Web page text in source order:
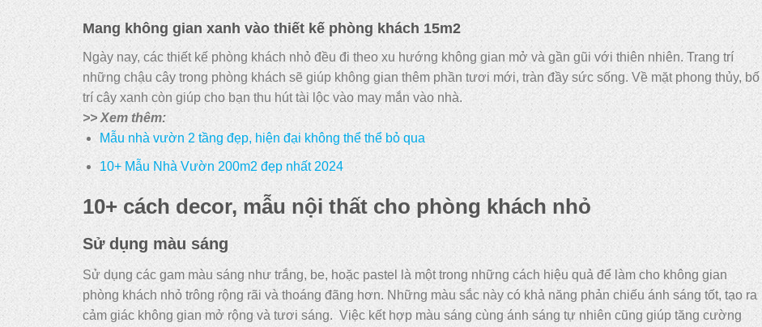
Mang không gian xanh vào thiết kế phòng khách 15m2
Ngày nay, các thiết kế phòng khách nhỏ đều đi theo xu hướng không gian mở và gần gũi với thiên nhiên. Trang trí
những chậu cây trong phòng khách sẽ giúp không gian thêm phần tươi mới, tràn đầy sức sống. Về mặt phong thủy, bố
trí cây xanh còn giúp cho bạn thu hút tài lộc vào may mắn vào nhà.
>> Xem thêm:
Mẫu nhà vườn 2 tầng đẹp, hiện đại không thể thể bỏ qua
10+ Mẫu Nhà Vườn 200m2 đẹp nhất 2024
10+ cách decor, mẫu nội thất cho phòng khách nhỏ
Sử dụng màu sáng
Sử dụng các gam màu sáng như trắng, be, hoặc pastel là một trong những cách hiệu quả để làm cho không gian
phòng khách nhỏ trông rộng rãi và thoáng đãng hơn. Những màu sắc này có khả năng phản chiếu ánh sáng tốt, tạo ra
cảm giác không gian mở rộng và tươi sáng. Việc kết hợp màu sáng cùng ánh sáng tự nhiên cũng giúp tăng cường